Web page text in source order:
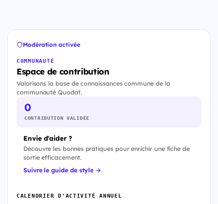
Modération activée
COMMUNAUTÉ
Espace de contribution
Valorisons la base de connaissances commune de la
communauté Quodat.
0
CONTRIBUTION VALIDÉE
Envie d'aider ?
Découvre les bonnes pratiques pour enrichir une fiche de
sortie efficacement.
Suivre le guide de style →
CALENDRIER D'ACTIVITÉ ANNUEL